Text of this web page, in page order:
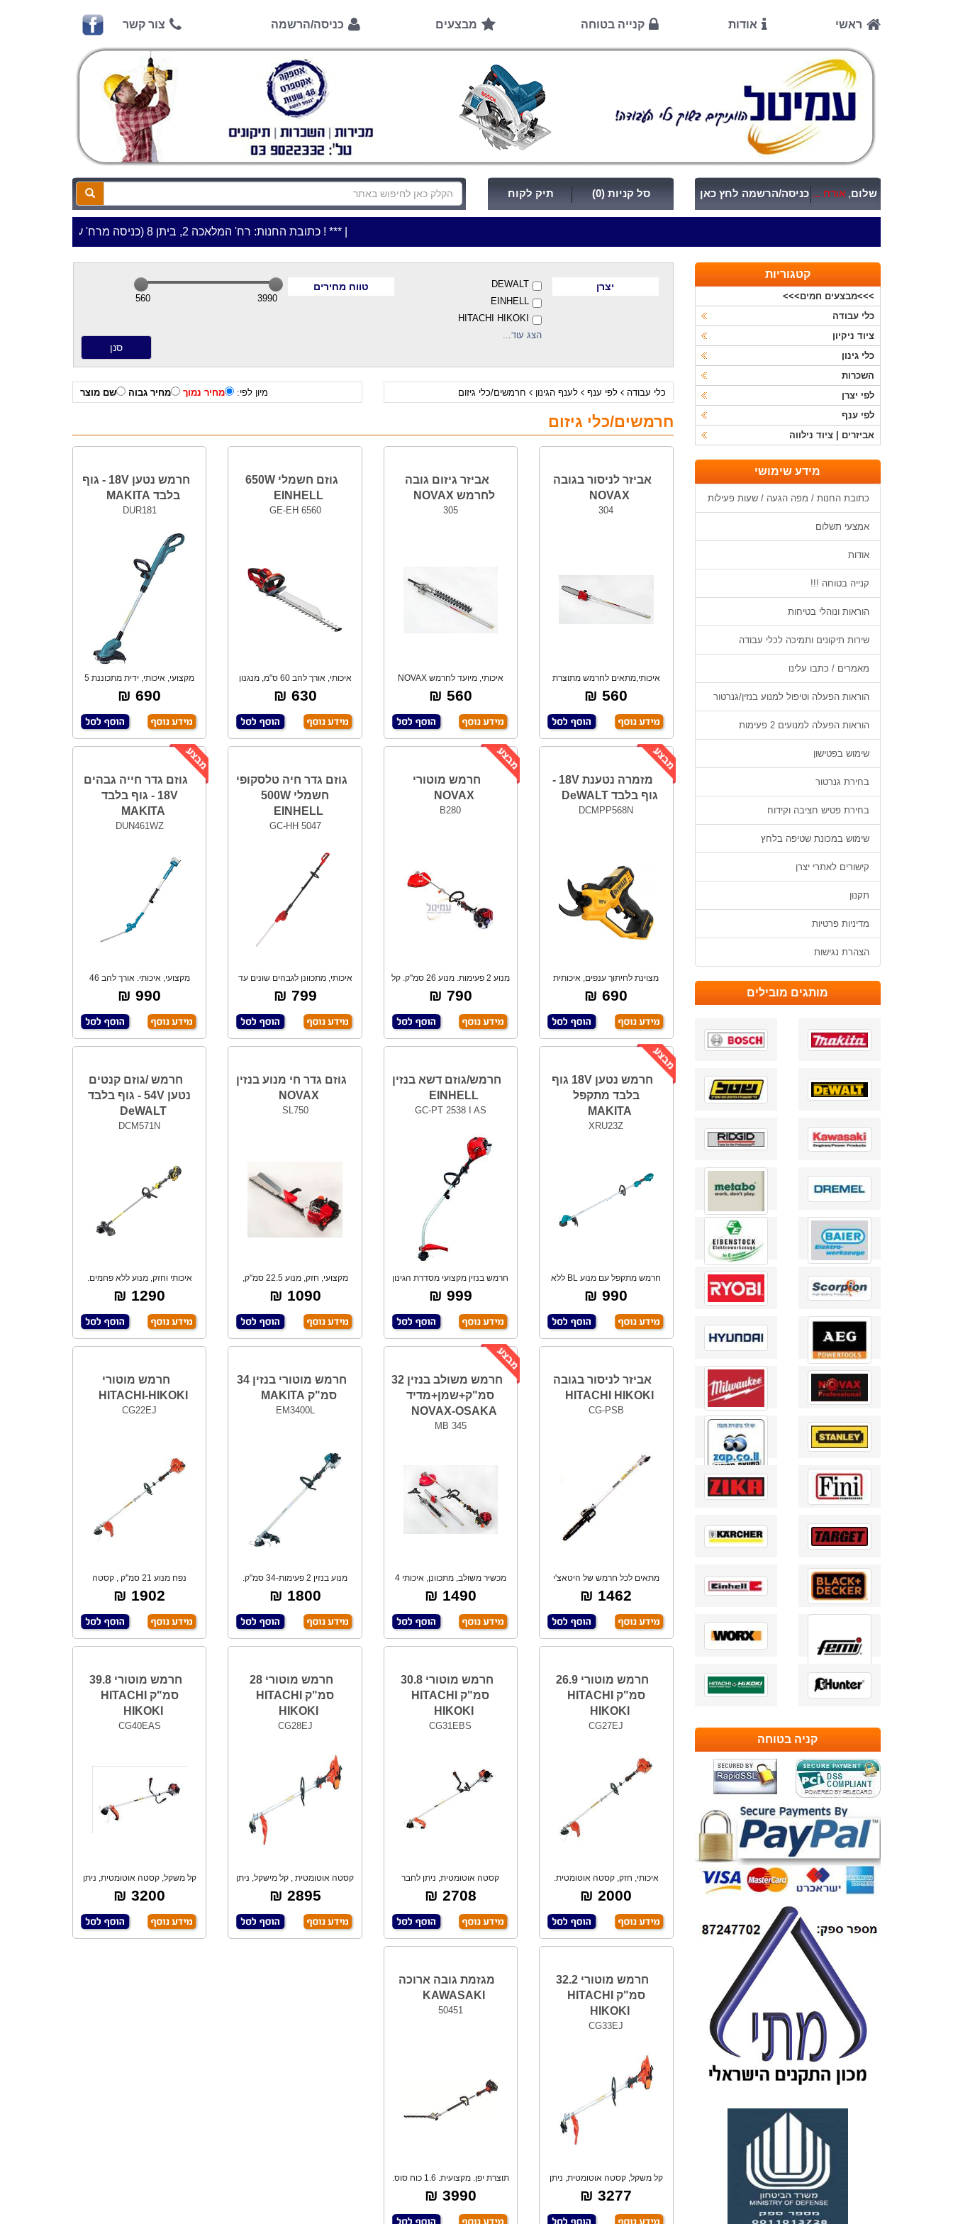
ראשי אודות קנייה בטוחה מבצעים כניסה/הרשמה צור קשר
סל קניות (0) תיק לקוח שלום, אורח ... כניסה/הרשמה לחץ כאן
***כתובת החנות: רח' המלאכה 2, ביתן 8 (כניסה מרח' עמל 5) א.ת.פארק אפק, ראש העין***
יצרן
DEWALT
EINHELL
HITACHI HIKOKI
הצג עוד...
טווח מחירים
3990
560
מיון לפי: מחיר נמוך מחיר גבוה שם מוצר כלי עבודה לפי ענף לענף הגינון חרמשים/כלי גיזום
חרמשים/כלי גיזום
אביזר לניסור בגובה
NOVAX
304
איכותי,מתאים לחרמש מתוצרת
NOVAX מדגם B
560 ₪
אביזר גיזום גובה
לחרמש NOVAX
305
איכותי, מיועד לחרמש NOVAX
דגם B-260 ,מתכ
560 ₪
גוזם חשמלי 650W
EINHELL
GE-EH 6560
איכותי, אורך להב 60 ס"מ, מנגנון
עצירה פת
630 ₪
חרמש נטען 18V - גוף
בלבד MAKITA
DUR181
מקצועי, איכותי, ידית מתכוננת 5
אפשרויות,
690 ₪
מזמרה נטענת 18V -
גוף בלבד DeWALT
DCMPP568N
מצוינת לחיתוך ענפים, איכותית
וחזקה. כושר
690 ₪
חרמש מוטורי
NOVAX
B280
מנוע 2 פעימות. מנוע 26 סמ"ק. קל
משקל.
790 ₪
גוזם גדר חיה טלסקופי
חשמלי 500W
EINHELL
GC-HH 5047
איכותי, מתכוונן לגבהים שונים עד
לגובה 2.
799 ₪
גוזם גדר חייה גבהים
18V - גוף בלבד
MAKITA
DUN461WZ
מקצועי, איכותי. אורך להב 46
ס"מ. לחיתוך
990 ₪
חרמש נטען 18V גוף
בלבד מתקפל
MAKITA
XRU23Z
חרמש מתקפל עם מנוע BL ללא
פחמים מספק עד
990 ₪
חרמש/גוזם דשא בנזין
EINHELL
GC-PT 2538 I AS
חרמש בנזין מקצועי מסדרת הגינון
של Einhe
999 ₪
גוזם גדר חי מנוע בנזין
NOVAX
SL750
מקצועי, חזק, מנוע 22.5 סמ"ק,
אורך להב 70
1090 ₪
חרמש /גוזם קנטים
נטען 54V - גוף בלבד
DeWALT
DCM571N
איכותי וחזק, מנוע ללא פחמים.
כולל: רצועה
1290 ₪
אביזר לניסור בגובה
HITACHI HIKOKI
CG-PSB
מתאים לכל חרמש של היטאצ'י
מערכת שימון א
1462 ₪
חרמש משולב בנזין 32
סמ"ק+שמן+מדיד
NOVAX-OSAKA
MB 345
מכשיר משולב, מתכוונן, איכותי 4
באחד ! מנ
1490 ₪
חרמש מוטורי בנזין 34
סמ"ק MAKITA
EM3400L
מנוע בנזין 2 פעימות-34 סמ"ק.
1.15 כ"ס.
1800 ₪
חרמש מוטורי
HITACHI-HIKOKI
CG22EJ
נפח מנוע 21 סמ''ק , קסטה
אוטומטית, ניתן
1902 ₪
חרמש מוטורי 26.9
סמ"ק HITACHI
HIKOKI
CG27EJ
איכותי, חזק, קסטה אוטומטית.
2000 ₪
חרמש מוטורי 30.8
סמ"ק HITACHI
HIKOKI
CG31EBS
קסטה אוטומטית, ניתן לחבר
אביזר ניסור/גיז
2708 ₪
חרמש מוטורי 28
סמ"ק HITACHI
HIKOKI
CG28EJ
קסטה אוטומטית , קל מישקל, ניתן
לחבר אביז
2895 ₪
חרמש מוטורי 39.8
סמ"ק HITACHI
HIKOKI
CG40EAS
קל משקל, קסטה אוטומטית, ניתן
להרכיב אבי
3200 ₪
חרמש מוטורי 32.2
סמ"ק HITACHI
HIKOKI
CG33EJ
קל משקל, קסטה אוטומטית, ניתן
לחבר רביזר
3277 ₪
מגזמת גובה ארוכה
KAWASAKI
50451
תוצרת יפן. מקצועית. 1.6 כוח סוס.
3990 ₪
קטגוריות
>>>מבצעים חמים>>>
כלי עבודה
ציוד ניקיון
כלי גינון
השכרות
לפי יצרן
לפי ענף
אביזרים | ציוד נילווה
מידע שימושי
כתובת החנות / מפה הגעה / שעות פעילות
אמצעי תשלום
אודות
קנייה בטוחה !!!
הוראות ונוהלי בטיחות
שירות תיקונים ותמיכה לכלי עבודה
מאמרים / כתבו עלינו
הוראות הפעלה וטיפול למנוע בנזין/גנרטור
הוראות הפעלה למנועים 2 פעימות
שימוש בפטישון
בחירת גנרטור
בחירת פטיש חציבה וקידוח
שימוש במכונת שטיפה בלחץ
קישורים לאתרי יצרן
תקנון
מדיניות פרטיות
הצהרת נגישות
מותגים מובילים
קניה בטוחה